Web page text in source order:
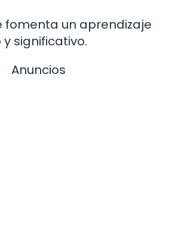
fomenta un aprendizaje
significativo.
Anuncios